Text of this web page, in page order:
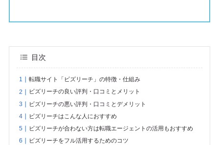
目次
転職サイト「ビズリーチ」の特徴・仕組み
ビズリーチの良い評判・口コミとメリット
ビズリーチの悪い評判・口コミとデメリット
ビズリーチはこんな人におすすめ
ビズリーチが合わない方は転職エージェントの活用もおすすめ
ビズリーチをフル活用するためのコツ